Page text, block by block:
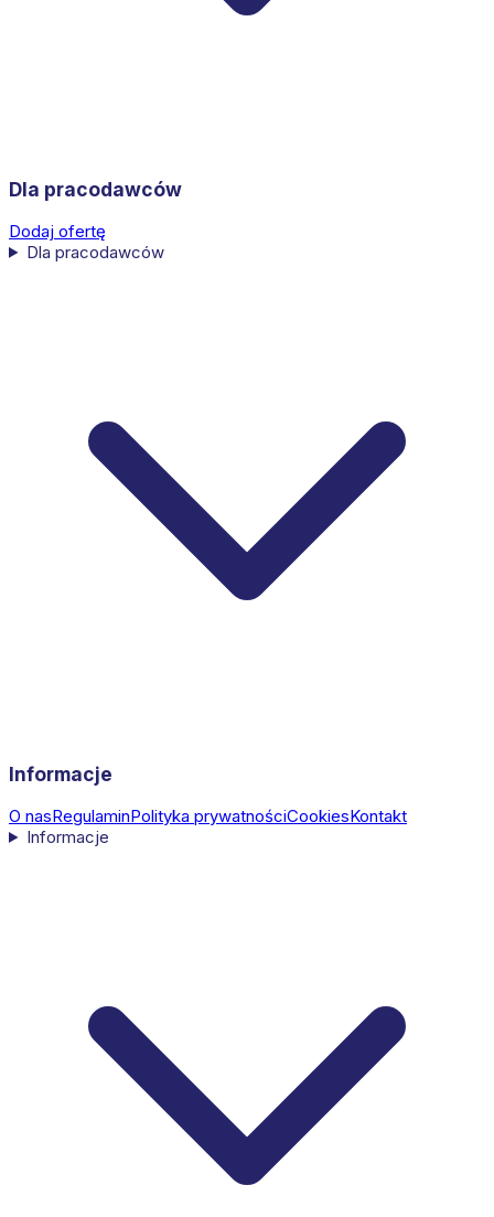
Dla pracodawców
Dodaj ofertę
Dla pracodawców
Informacje
O nasRegulaminPolityka prywatnościCookiesKontakt
Informacje